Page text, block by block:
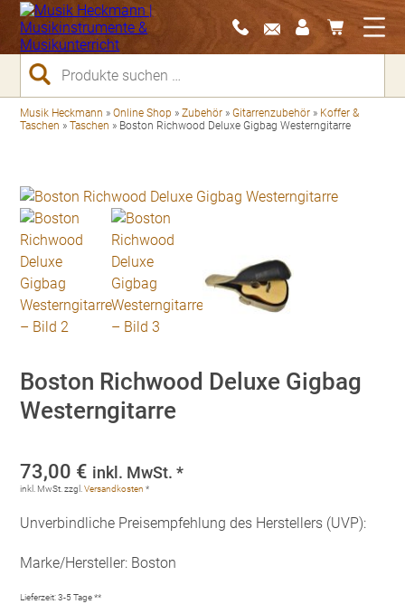
Suchen
nach:
Musik Heckmann »Online Shop »Zubehör »Gitarrenzubehör » Koffer &
Taschen »Taschen » Boston Richwood Deluxe Gigbag Westerngitarre
Boston Richwood Deluxe Gigbag
Westerngitarre
73,00 € inkl. MwSt. *
inkl. MwSt. zzgl.Versandkosten *
Unverbindliche Preisempfehlung des Herstellers (UVP):
Marke/Hersteller: Boston
Lieferzeit:3-5 Tage **